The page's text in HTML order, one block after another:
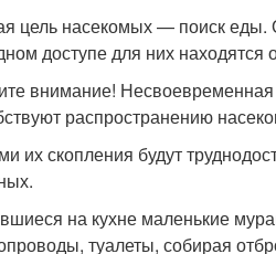
цель насекомых — поиск
доступе для них
внимание!
распространению
их скопления будут
на кухне маленькие
туалеты, собирая